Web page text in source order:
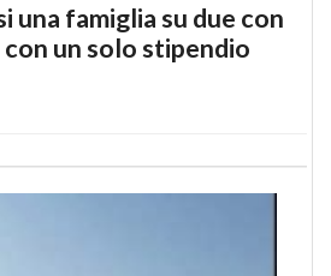
una famiglia su due con
un solo stipendio